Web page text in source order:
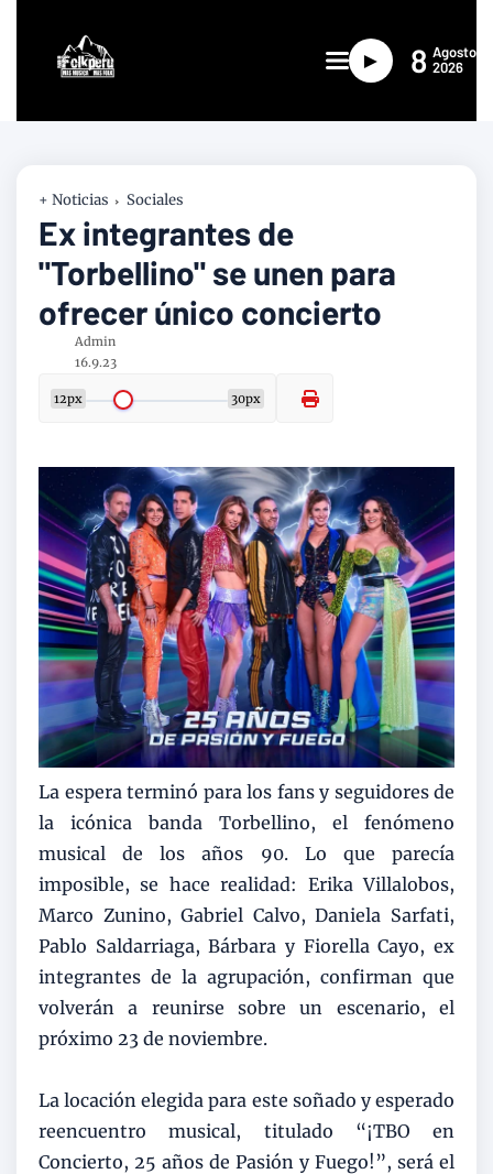
► 8 Agosto
2026
+ Noticias Sociales
Ex integrantes de
"Torbellino" se unen para
ofrecer único concierto
Admin
16.9.23
12px 30px
La espera terminó para los fans y seguidores de
la icónica banda Torbellino, el fenómeno
musical de los años 90. Lo que parecía
imposible, se hace realidad: Erika Villalobos,
Marco Zunino, Gabriel Calvo, Daniela Sarfati,
Pablo Saldarriaga, Bárbara y Fiorella Cayo, ex
integrantes de la agrupación, confirman que
volverán a reunirse sobre un escenario, el
próximo 23 de noviembre.
La locación elegida para este soñado y esperado
reencuentro musical, titulado “¡TBO en
Concierto, 25 años de Pasión y Fuego!”, será el